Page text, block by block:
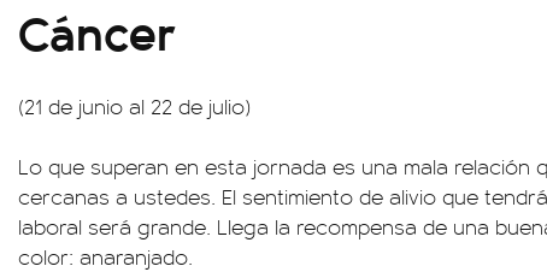
Cáncer
(21 de junio al 22 de julio)
Lo que superan en esta jornada es una mala relación
cercanas a ustedes. El sentimiento de alivio que
laboral será grande. Llega la recompensa de una
color: anaranjado.